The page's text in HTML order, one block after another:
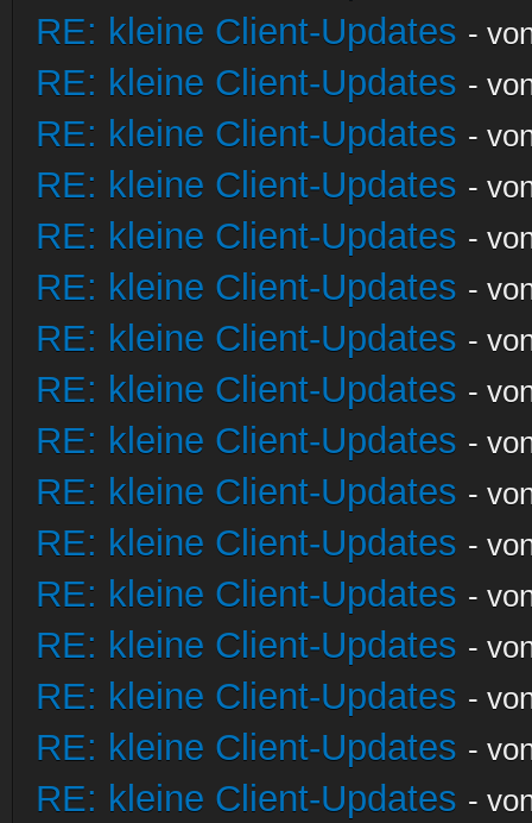
RE: kleine Client-Updates -
RE: kleine Client-Updates -
RE: kleine Client-Updates -
RE: kleine Client-Updates -
RE: kleine Client-Updates -
RE: kleine Client-Updates -
RE: kleine Client-Updates -
RE: kleine Client-Updates -
RE: kleine Client-Updates -
RE: kleine Client-Updates -
RE: kleine Client-Updates -
RE: kleine Client-Updates -
RE: kleine Client-Updates -
RE: kleine Client-Updates -
RE: kleine Client-Updates -
RE: kleine Client-Updates -